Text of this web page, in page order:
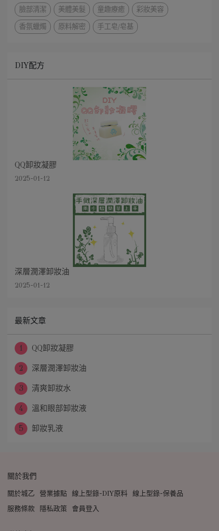
臉部清潔
美體美髮 童趣療癒
彩妝美容
香氛蠟燭
原料解密 手工皂/皂基
DIY配方
QQ卸妝凝膠
2025-01-12
深層潤澤卸妝油
2025-01-12
最新文章
1 QQ卸妝凝膠
2 深層潤澤卸妝油
3 清爽卸妝水
4 溫和眼部卸妝液
5 卸妝乳液
關於我們
關於城乙 營業據點 線上型錄-DIY原料 線上型錄-保養品
服務條款
隱私政策 會員登入